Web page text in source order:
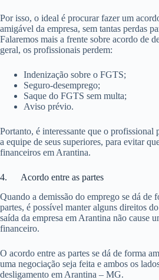
Por isso, o ideal é procurar fazer um
amigável da empresa, sem tantas perdas
Falaremos mais a frente sobre acordo de
geral, os profissionais perdem:
Indenização sobre o FGTS;
Seguro-desemprego;
Saque do FGTS sem multa;
Aviso prévio.
Portanto, é interessante que o
a equipe de seus superiores, para evitar
financeiros em Arantina.
4. Acordo entre as partes
Quando a demissão do emprego se dá de
partes, é possível manter alguns direitos
saída da empresa em Arantina não cause
financeiro.
O acordo entre as partes se dá de forma
uma negociação seja feita e ambos os
desligamento em Arantina – MG.